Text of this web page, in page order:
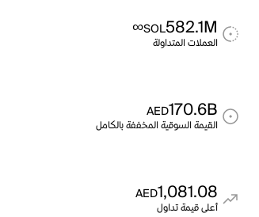
582.1M
SOL
∞
العملات المتداولة
170.6B
AED
القيمة السوقية المخففة بالكامل
1,081.08
AED
أعلى قيمة تداول